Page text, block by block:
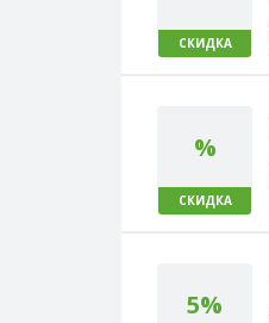
СКИДКА
%
СКИДКА
5%